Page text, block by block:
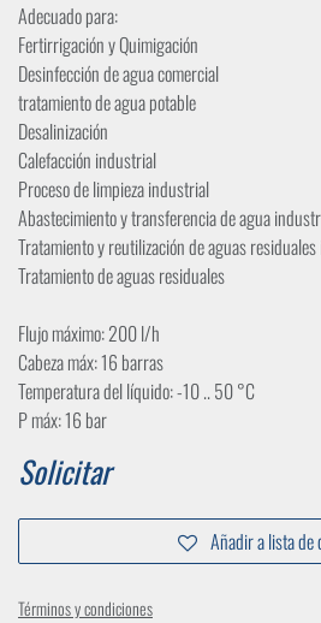
Adecuado para:
Fertirrigación y Quimigación
Desinfección de agua comercial
tratamiento de agua potable
Desalinización
Calefacción industrial
Proceso de limpieza industrial
Abastecimiento y transferencia de agua
Tratamiento y reutilización de aguas
Tratamiento de aguas residuales
Flujo máximo: 200 l/h
Cabeza máx: 16 barras
Temperatura del líquido: -10 .. 50 °C
P máx: 16 bar
Solicitar
Añadir a lista de
Términos y condiciones